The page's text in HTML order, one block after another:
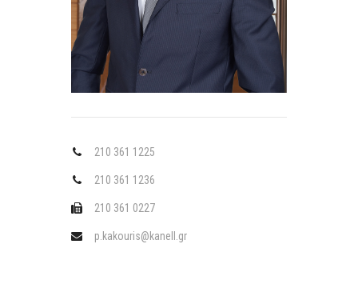
210 361 1225
210 361 1236
210 361 0227
p.kakouris@kanell.gr